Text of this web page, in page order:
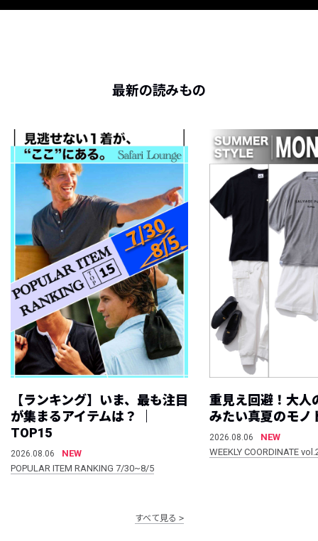
最新の読みもの
【ランキング】いま、最も注目
が集まるアイテムは？ ｜
TOP15
2026.08.06
NEW
POPULAR ITEM RANKING 7/30~8/5
重見え回避！大人
みたい真夏のモノ
2026.08.06
NEW
WEEKLY COORDINATE
すべて見る